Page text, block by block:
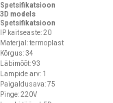
Spetsifikatsioon
3D models
Spetsifikatsioon
IP kaitseaste: 20
Materjal: termoplast
Kõrgus: 34
Läbimõõt: 93
Lampide arv: 1
Paigaldusava: 75
Pinge: 220V